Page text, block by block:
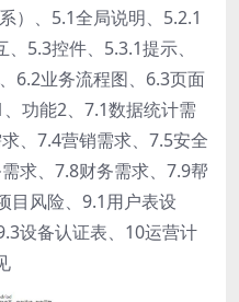
）、5.1全局说明、5.2.1
5.3控件、5.3.1提示、
6.2业务流程图、6.3页面
功能2、7.1数据统计需
、7.4营销需求、7.5安全
求、7.8财务需求、7.9帮
目风险、9.1用户表设
设备认证表、10运营计